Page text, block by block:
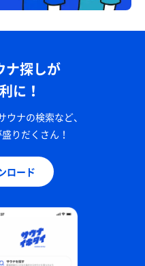
ナ探しが
に！
ナの検索など、
りだくさん！
ロード